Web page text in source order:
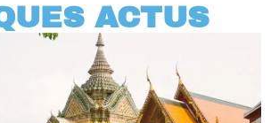
ACTUS